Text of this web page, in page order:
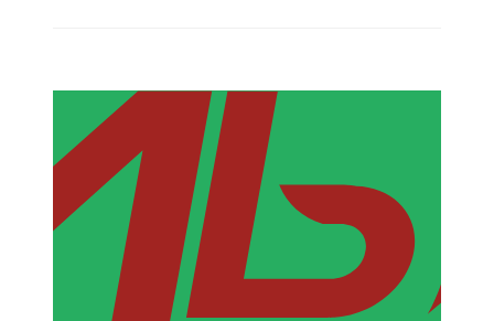
Udało się to dzięki pozyskanym środkom
finansowym. A było[...]